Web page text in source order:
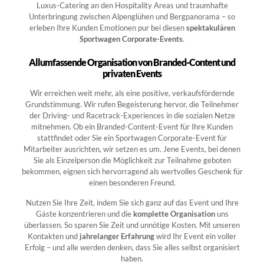
Luxus-Catering an den Hospitality Areas und traumhafte
Unterbringung zwischen Alpenglühen und Bergpanorama – so
erleben Ihre Kunden Emotionen pur bei diesenspektakulären
Sportwagen Corporate-Events.
Allumfassende Organisation von Branded-Content und
privaten Events
Wir erreichen weit mehr, als eine positive, verkaufsfördernde
Grundstimmung. Wir rufen Begeisterung hervor, die Teilnehmer
der Driving- und Racetrack-Experiences in die sozialen Netze
mitnehmen. Ob ein Branded-Content-Event für Ihre Kunden
stattfindet oder Sie ein Sportwagen Corporate-Event für
Mitarbeiter ausrichten, wir setzen es um. Jene Events, bei denen
Sie als Einzelperson die Möglichkeit zur Teilnahme geboten
bekommen, eignen sich hervorragend als wertvolles Geschenk für
einen besonderen Freund.
Nutzen Sie Ihre Zeit, indem Sie sich ganz auf das Event und Ihre
Gäste konzentrieren und die komplette Organisationuns
überlassen. So sparen Sie Zeit und unnötige Kosten. Mit unseren
Kontakten und jahrelanger Erfahrungwird Ihr Event ein voller
Erfolg – und alle werden denken, dass Sie alles selbst organisiert
haben.